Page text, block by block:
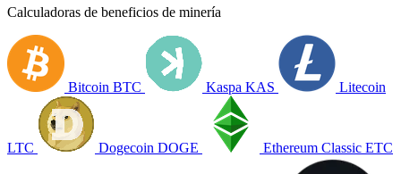
Calculadoras de beneficios de minería
Bitcoin BTC Kaspa KAS Litecoin
LTC Dogecoin DOGE Ethereum Classic ETC